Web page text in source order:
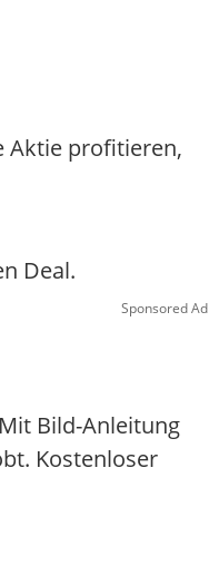
Aktie profitieren,
Deal.
Sponsored Ad
Bild-Anleitung
Kostenloser